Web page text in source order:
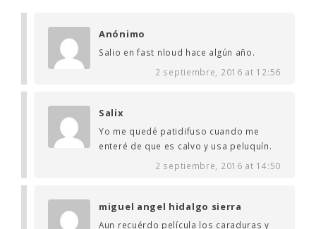
Anónimo
Salio en fast nloud hace algún año.
2 septiembre, 2016 at 12:56
Salix
Yo me quedé patidifuso cuando me
enteré de que es calvo y usa peluquín.
2 septiembre, 2016 at 14:50
miguel angel hidalgo sierra
Aun recuérdo película los caraduras y